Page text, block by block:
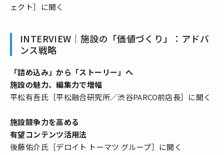
ェクト］に聞く
INTERVIEW｜施設の「価値づくり」：アドバ
ンス戦略
「詰め込み」から「ストーリー」へ
施設の魅力、編集力で増幅
平松有吾氏［平松融合研究所／渋谷PARCO前店長］に聞く
施設競争力を高める
有望コンテンツ活用法
後藤佑介氏［デロイト トーマツ グループ］に聞く